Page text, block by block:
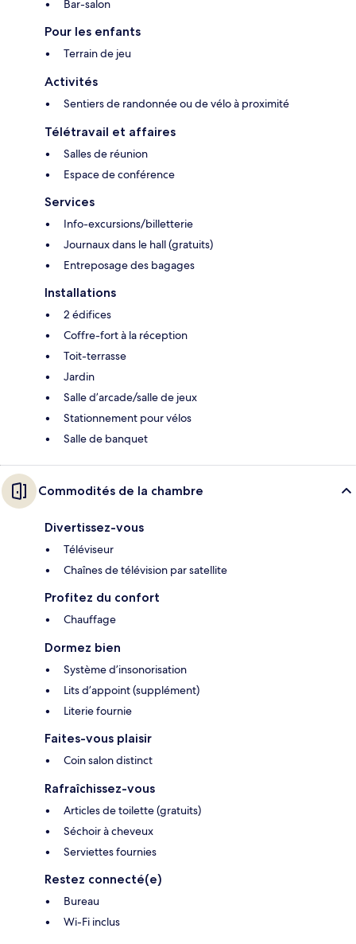
Bar-salon
Pour les enfants
Terrain de jeu
Activités
Sentiers de randonnée ou de vélo à proximité
Télétravail et affaires
Salles de réunion
Espace de conférence
Services
Info-excursions/billetterie
Journaux dans le hall (gratuits)
Entreposage des bagages
Installations
2 édifices
Coffre-fort à la réception
Toit-terrasse
Jardin
Salle d’arcade/salle de jeux
Stationnement pour vélos
Salle de banquet
Commodités de la chambre
Divertissez-vous
Téléviseur
Chaînes de télévision par satellite
Profitez du confort
Chauffage
Dormez bien
Système d’insonorisation
Lits d’appoint (supplément)
Literie fournie
Faites-vous plaisir
Coin salon distinct
Rafraîchissez-vous
Articles de toilette (gratuits)
Séchoir à cheveux
Serviettes fournies
Restez connecté(e)
Bureau
Wi-Fi inclus